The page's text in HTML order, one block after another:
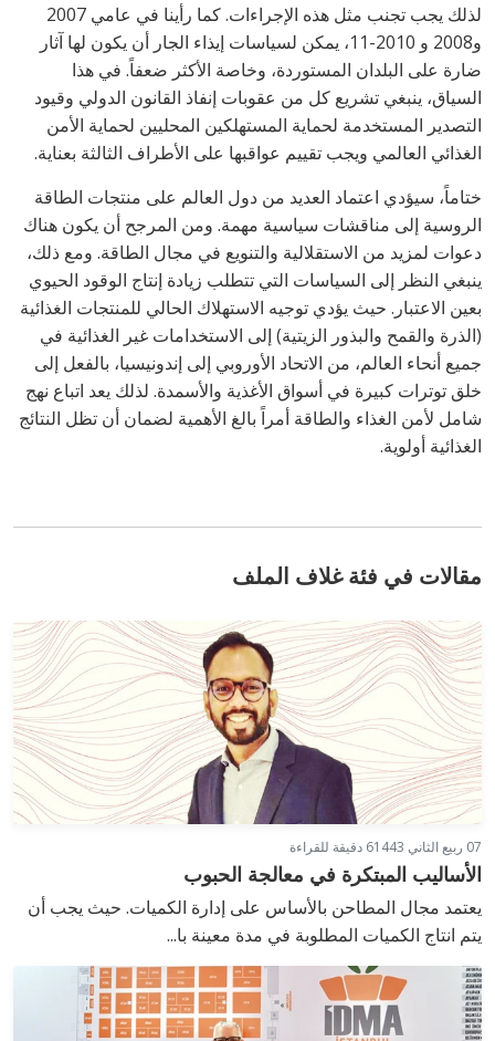
لذلك يجب تجنب مثل هذه الإجراءات. كما رأينا في عامي 2007
و2008 و 2010-11، يمكن لسياسات إيذاء الجار أن يكون لها آثار
ضارة على البلدان المستوردة، وخاصة الأكثر ضعفاً. في هذا
السياق، ينبغي تشريع كل من عقوبات إنفاذ القانون الدولي وقيود
التصدير المستخدمة لحماية المستهلكين المحليين لحماية الأمن
الغذائي العالمي ويجب تقييم عواقبها على الأطراف الثالثة بعناية.
ختاماً، سيؤدي اعتماد العديد من دول العالم على منتجات الطاقة
الروسية إلى مناقشات سياسية مهمة. ومن المرجح أن يكون هناك
دعوات لمزيد من الاستقلالية والتنويع في مجال الطاقة. ومع ذلك،
ينبغي النظر إلى السياسات التي تتطلب زيادة إنتاج الوقود الحيوي
بعين الاعتبار. حيث يؤدي توجيه الاستهلاك الحالي للمنتجات الغذائية
(الذرة والقمح والبذور الزيتية) إلى الاستخدامات غير الغذائية في
جميع أنحاء العالم، من الاتحاد الأوروبي إلى إندونيسيا، بالفعل إلى
خلق توترات كبيرة في أسواق الأغذية والأسمدة. لذلك يعد اتباع نهج
شامل لأمن الغذاء والطاقة أمراً بالغ الأهمية لضمان أن تظل النتائج
الغذائية أولوية.
مقالات في فئة غلاف الملف
07 ربيع الثاني 1443 6 دقيقة للقراءة
الأساليب المبتكرة في معالجة الحبوب
يعتمد مجال المطاحن بالأساس على إدارة الكميات. حيث يجب أن
يتم انتاج الكميات المطلوبة في مدة معينة با...